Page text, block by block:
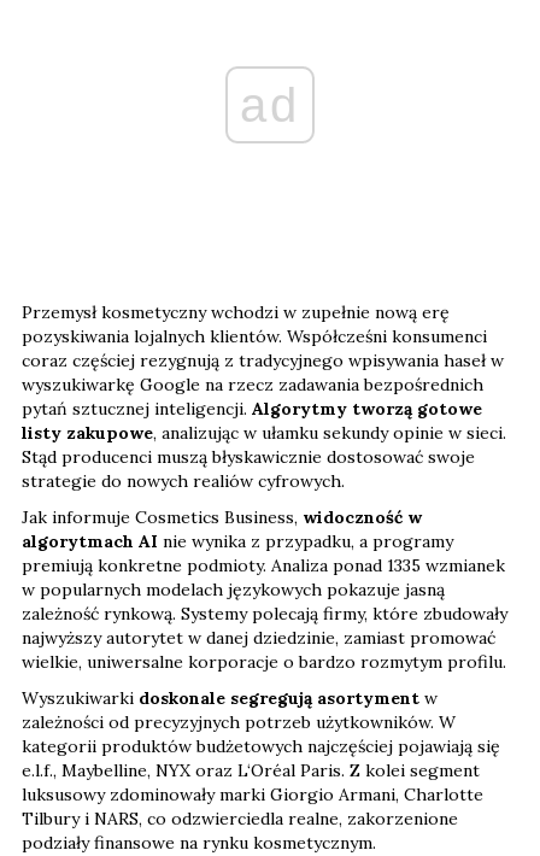
ad
Przemysł kosmetyczny wchodzi w zupełnie nową erę
pozyskiwania lojalnych klientów. Współcześni konsumenci
coraz częściej rezygnują z tradycyjnego wpisywania haseł w
wyszukiwarkę Google na rzecz zadawania bezpośrednich
pytań sztucznej inteligencji. Algorytmy tworzą gotowe
listy zakupowe, analizując w ułamku sekundy opinie w sieci.
Stąd producenci muszą błyskawicznie dostosować swoje
strategie do nowych realiów cyfrowych.
Jak informuje Cosmetics Business, widoczność w
algorytmach AI nie wynika z przypadku, a programy
premiują konkretne podmioty. Analiza ponad 1335 wzmianek
w popularnych modelach językowych pokazuje jasną
zależność rynkową. Systemy polecają firmy, które zbudowały
najwyższy autorytet w danej dziedzinie, zamiast promować
wielkie, uniwersalne korporacje o bardzo rozmytym profilu.
Wyszukiwarki doskonale segregują asortyment w
zależności od precyzyjnych potrzeb użytkowników. W
kategorii produktów budżetowych najczęściej pojawiają się
e.l.f., Maybelline, NYX oraz L‘Oréal Paris. Z kolei segment
luksusowy zdominowały marki Giorgio Armani, Charlotte
Tilbury i NARS, co odzwierciedla realne, zakorzenione
podziały finansowe na rynku kosmetycznym.